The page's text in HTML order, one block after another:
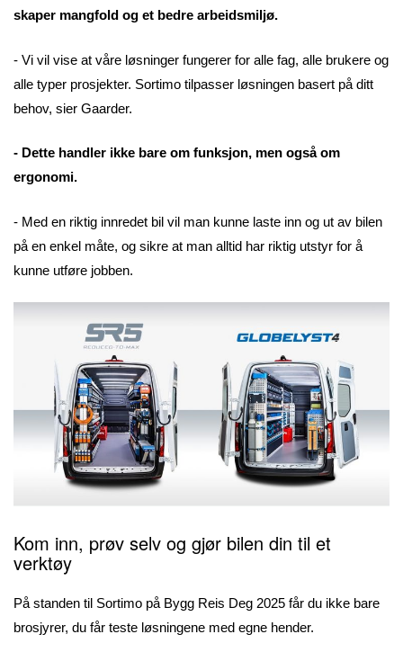
skaper mangfold og et bedre arbeidsmiljø.
- Vi vil vise at våre løsninger fungerer for alle fag, alle brukere og
alle typer prosjekter. Sortimo tilpasser løsningen basert på ditt
behov, sier Gaarder.
- Dette handler ikke bare om funksjon, men også om
ergonomi.
- Med en riktig innredet bil vil man kunne laste inn og ut av bilen
på en enkel måte, og sikre at man alltid har riktig utstyr for å
kunne utføre jobben.
Kom inn, prøv selv og gjør bilen din til et
verktøy
På standen til Sortimo på Bygg Reis Deg 2025 får du ikke bare
brosjyrer, du får teste løsningene med egne hender.